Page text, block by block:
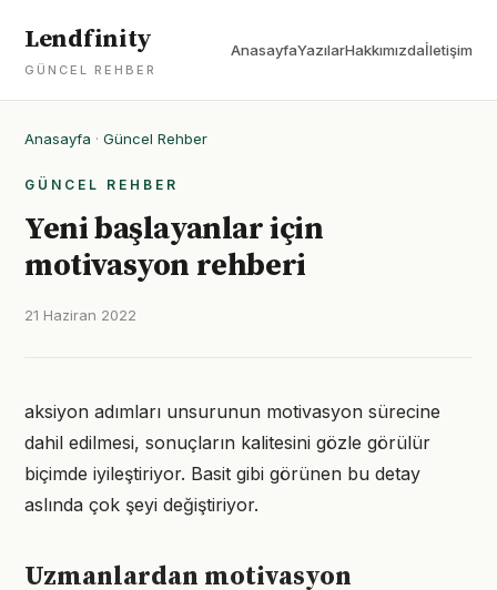
Lendfinity
GÜNCEL REHBER
AnasayfaYazılarHakkımızdaİletişim
Anasayfa · Güncel Rehber
GÜNCEL REHBER
Yeni başlayanlar için
motivasyon rehberi
21 Haziran 2022
aksiyon adımları unsurunun motivasyon sürecine
dahil edilmesi, sonuçların kalitesini gözle görülür
biçimde iyileştiriyor. Basit gibi görünen bu detay
aslında çok şeyi değiştiriyor.
Uzmanlardan motivasyon